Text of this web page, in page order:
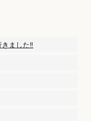
ました‼️